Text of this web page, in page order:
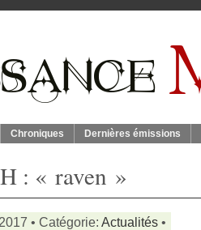
Chroniques Dernières émissions
: « raven »
• Catégorie: Actualités •